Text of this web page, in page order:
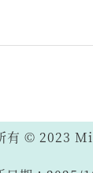
所有 ©